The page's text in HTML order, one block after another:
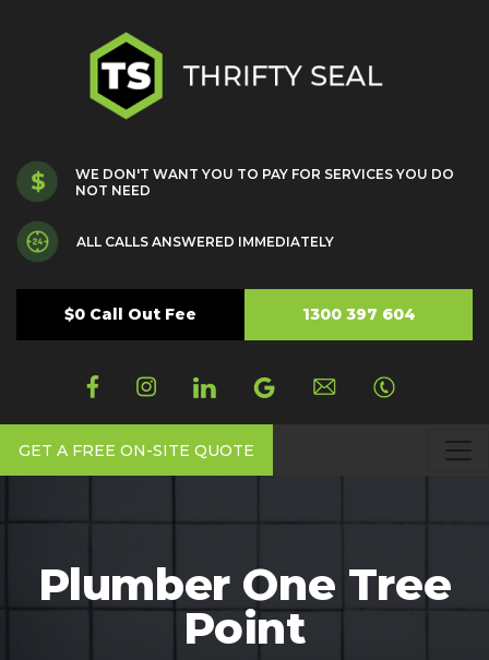
WE DON'T WANT YOU TO PAY FOR SERVICES YOU DO
NOT NEED
ALL CALLS ANSWERED IMMEDIATELY
$0 Call Out Fee 1300 397 604
GET A FREE ON-SITE QUOTE
Plumber One Tree
Point